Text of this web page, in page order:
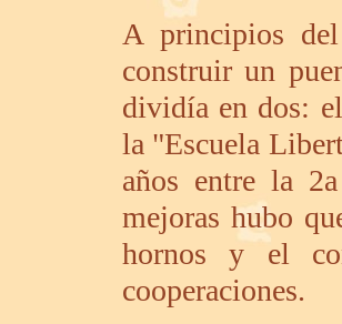
A principios
construir un
dividía en dos:
la "Escuela
años entre la
mejoras hubo
hornos y el
cooperaciones.